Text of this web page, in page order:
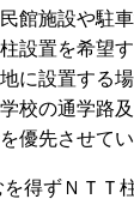
館施設や駐
設置を希望
に設置する
校の通学路
優先させて
ずＮＴＴ柱